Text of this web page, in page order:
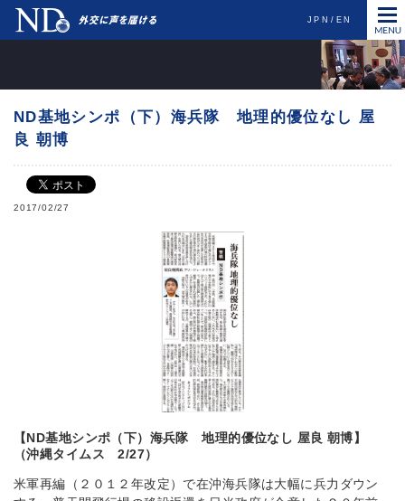
JPN EN
ND基地シンポ（下）海兵隊 地理的優位なし 屋
良 朝博
2017/02/27
【ND基地シンポ（下）海兵隊 地理的優位なし 屋良 朝博】
（沖縄タイムス 2/27）
米軍再編（２０１２年改定）で在沖海兵隊は大幅に兵力ダウン